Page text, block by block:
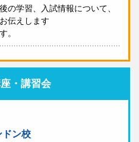
の学習、入試情報について、
伝えします
。
・講習会
ドン校